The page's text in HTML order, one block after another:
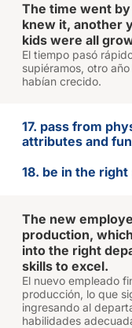
The time went
knew it, another
kids were all
El tiempo pasó
supiéramos, otro
habían crecido.
17. pass from
attributes and
18. be in the
The new
production,
into the right
skills to excel.
El nuevo empleado
producción, lo que
ingresando al
habilidades